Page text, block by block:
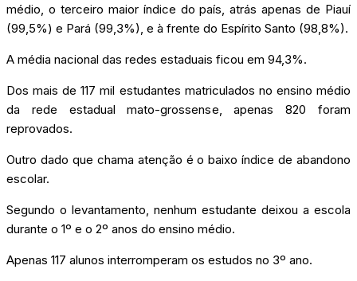
médio, o terceiro maior índice do país, atrás apenas de Piauí
(99,5%) e Pará (99,3%), e à frente do Espírito Santo (98,8%).
A média nacional das redes estaduais ficou em 94,3%.
Dos mais de 117 mil estudantes matriculados no ensino médio
da rede estadual mato-grossense, apenas 820 foram
reprovados.
Outro dado que chama atenção é o baixo índice de abandono
escolar.
Segundo o levantamento, nenhum estudante deixou a escola
durante o 1º e o 2º anos do ensino médio.
Apenas 117 alunos interromperam os estudos no 3º ano.